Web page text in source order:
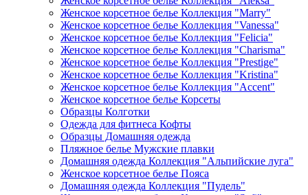
Женское корсетное белье Коллекция "Marry"
Женское корсетное белье Коллекция "Vanessa"
Женское корсетное белье Коллекция "Felicia"
Женское корсетное белье Коллекция "Charisma"
Женское корсетное белье Коллекция "Prestige"
Женское корсетное белье Коллекция "Kristina"
Женское корсетное белье Коллекция "Accent"
Женское корсетное белье Корсеты
Образцы Колготки
Одежда для фитнеса Кофты
Образцы Домашняя одежда
Пляжное белье Мужские плавки
Домашняя одежда Коллекция "Альпийские луга"
Женское корсетное белье Пояса
Домашняя одежда Коллекция "Пудель"